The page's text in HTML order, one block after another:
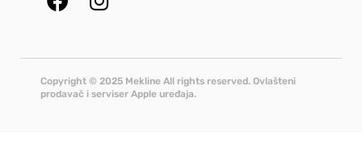
Copyright © 2025 Mekline All rights reserved. Ovlašteni
prodavač i serviser Apple uređaja.